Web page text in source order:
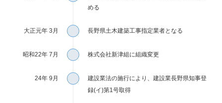
める
大正元年 3月 長野県土木建築工事指定業者となる
昭和22年 7月 株式会社新津組に組織変更
24年 9月
建設業法の施行により、建設業長野県知事登
録(イ)第1号取得